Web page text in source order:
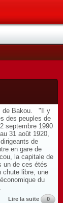
de Bakou. "Il y
des peuples de
septembre 1990
31 août 1920,
de
en gare de
la capitale de
un de ces étés
chute libre, une
du
Lire la suite 0